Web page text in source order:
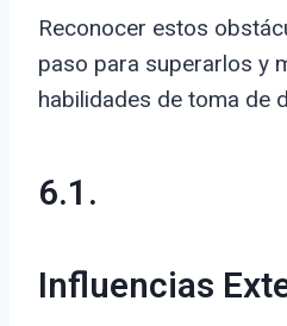
Reconocer estos
paso para superarlos y
habilidades de toma de
6.1.
Influencias